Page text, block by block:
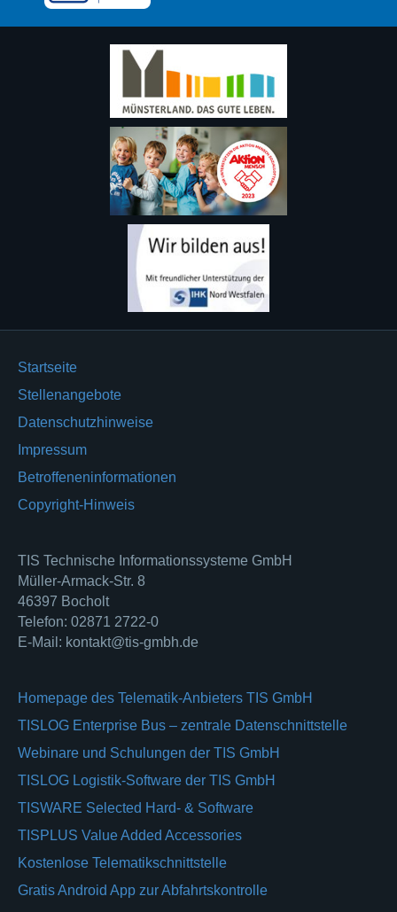
Startseite
Stellenangebote
Datenschutzhinweise
Impressum
Betroffeneninformationen
Copyright-Hinweis
TIS Technische Informationssysteme GmbH
Müller-Armack-Str. 8
46397 Bocholt
Telefon: 02871 2722-0
E-Mail: kontakt@tis-gmbh.de
Homepage des Telematik-Anbieters TIS GmbH
TISLOG Enterprise Bus – zentrale Datenschnittstelle
Webinare und Schulungen der TIS GmbH
TISLOG Logistik-Software der TIS GmbH
TISWARE Selected Hard- & Software
TISPLUS Value Added Accessories
Kostenlose Telematikschnittstelle
Gratis Android App zur Abfahrtskontrolle